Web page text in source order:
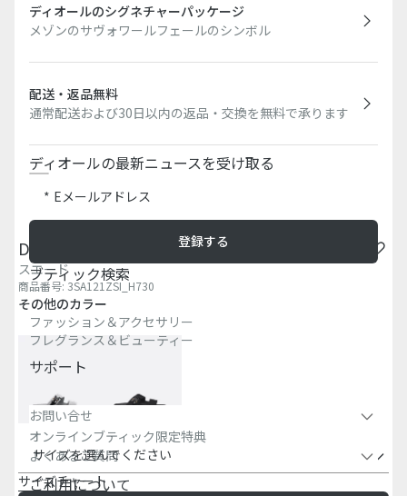
Dior Aqua サンダル
スエード
商品番号:3SA121ZSI_H730
その他のカラー
サイズを選んでください
サイズチャート
ディオールのシグネチャーパッケージ
メゾンのサヴォワールフェールのシンボル
配送・返品無料
通常配送および30日以内の返品・交換を無料で承ります
ディオールの最新ニュースを受け取る
Eメールアドレス
登録する
ブティック検索​
ファッション＆アクセサリー
フレグランス＆ビューティー
サポート
お問い合せ
オンラインブティック限定特典
よくあるご質問
ご利用について